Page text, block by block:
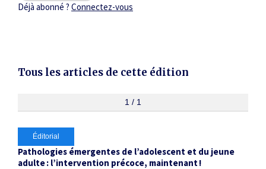
Du
Déjà abonné ? Connectez-vous
Tous les articles de cette édition
1 / 1
Éditorial
Pathologies émergentes de l’adolescent et du jeune
adulte : l’intervention précoce, maintenant !